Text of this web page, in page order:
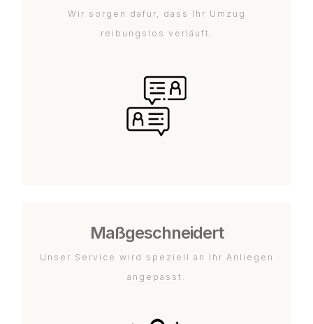
Wir sorgen dafür, dass Ihr Umzug
reibungslos verläuft.
Maßgeschneidert
Unser Service wird speziell an Ihr Anliegen
angepasst.